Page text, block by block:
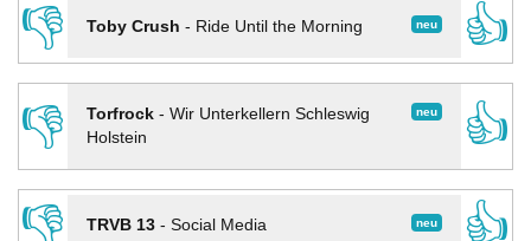
👎
neu
Toby Crush - Ride Until the Morning
👍
👎
neu
Torfrock- Wir Unterkellern Schleswig
Holstein
👍
👎
neu
TRVB 13- Social Media
👍